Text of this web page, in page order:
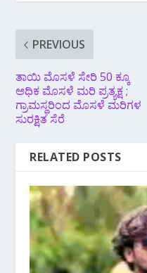
PREVIOUS
ತಾಯಿ ಮೊಸಳೆ ಸೇರಿ 50 ಕ್ಕೂ
ಅಧಿಕ ಮೊಸಳೆ ಮರಿ ಪ್ರತ್ಯಕ್ಷ ;
ಗ್ರಾಮಸ್ಥರಿಂದ ಮೊಸಳೆ ಮರಿಗಳ
ಸುರಕ್ಷಿತ ಸೆರೆ
RELATED POSTS